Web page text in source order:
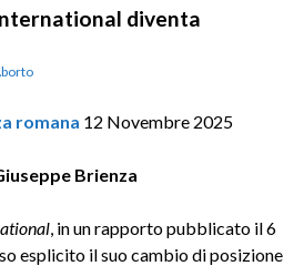
diventa
romana 12 Novembre 2025
Brienza
, in un rapporto pubblicato il 6
esplicito il suo cambio di posizione